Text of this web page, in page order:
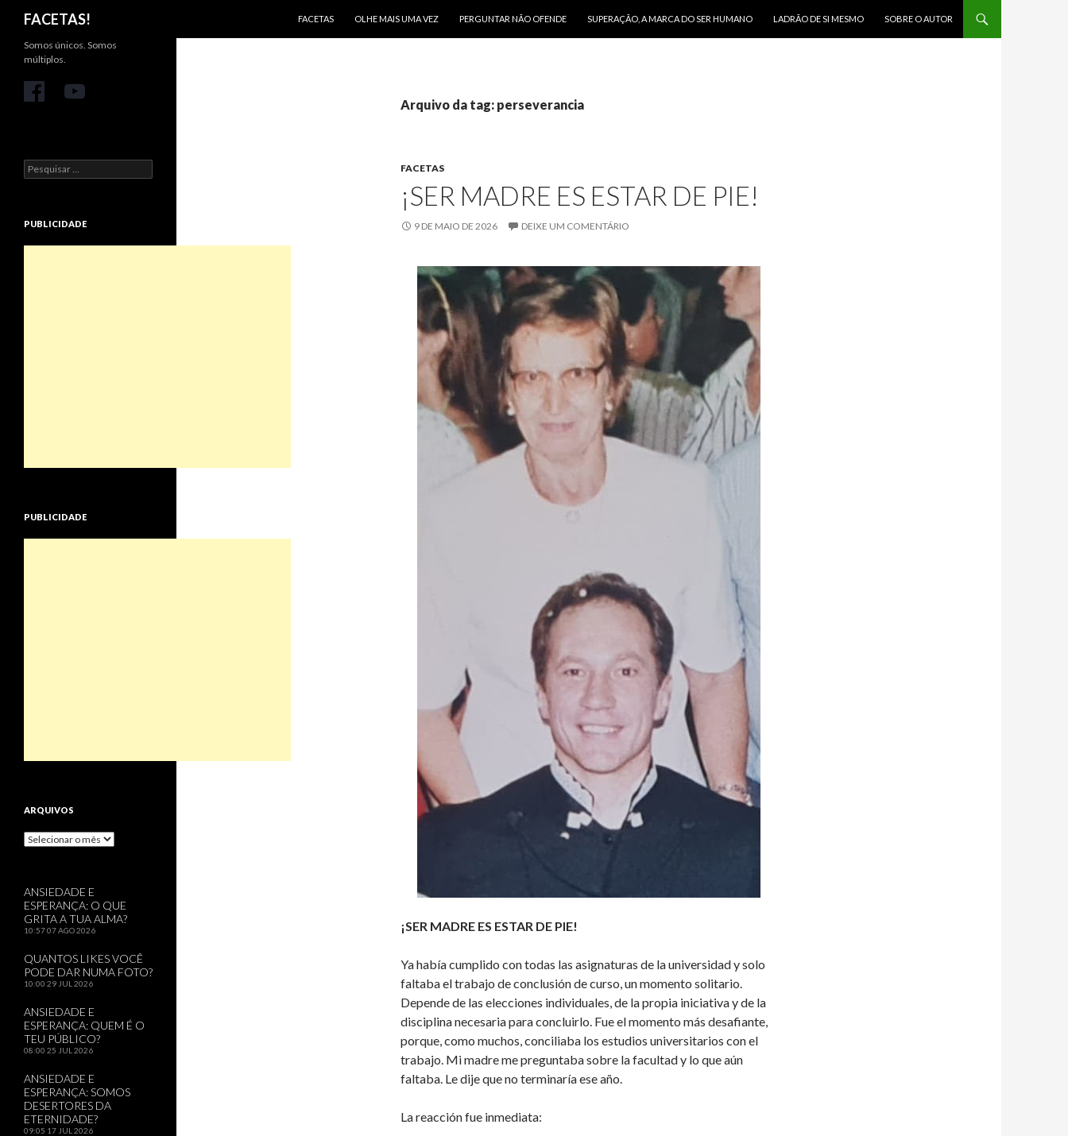
FACETAS!
FACETAS
OLHE MAIS UMA VEZ PERGUNTAR NÃO OFENDE SUPERAÇÃO, A MARCA DO SER HUMANO LADRÃO DE SI MESMO SOBRE O AUTOR
Arquivo da tag: perseverancia
FACETAS
¡SER MADRE ES ESTAR DE PIE!
9 DE MAIO DE 2026 DEIXE UM COMENTÁRIO
¡SER MADRE ES ESTAR DE PIE!
Ya había cumplido con todas las asignaturas de la universidad y solo
faltaba el trabajo de conclusión de curso, un momento solitario.
Depende de las elecciones individuales, de la propia iniciativa y de la
disciplina necesaria para concluirlo. Fue el momento más desafiante,
porque, como muchos, conciliaba los estudios universitarios con el
trabajo. Mi madre me preguntaba sobre la facultad y lo que aún
faltaba. Le dije que no terminaría ese año.
La reacción fue inmediata:
Somos únicos. Somos
múltiplos.
Pesquisar
por:
PUBLICIDADE
PUBLICIDADE
ARQUIVOS
Arquivos
ANSIEDADE E
ESPERANÇA: O QUE
GRITA A TUA ALMA?
10:5707 AGO 2026
QUANTOS LIKES VOCÊ
PODE DAR NUMA FOTO?
10:00 29 JUL 2026
ANSIEDADE E
ESPERANÇA: QUEM É O
TEU PÚBLICO?
08:00 25 JUL 2026
ANSIEDADE E
ESPERANÇA: SOMOS
DESERTORES DA
ETERNIDADE?
09:05 17 JUL 2026